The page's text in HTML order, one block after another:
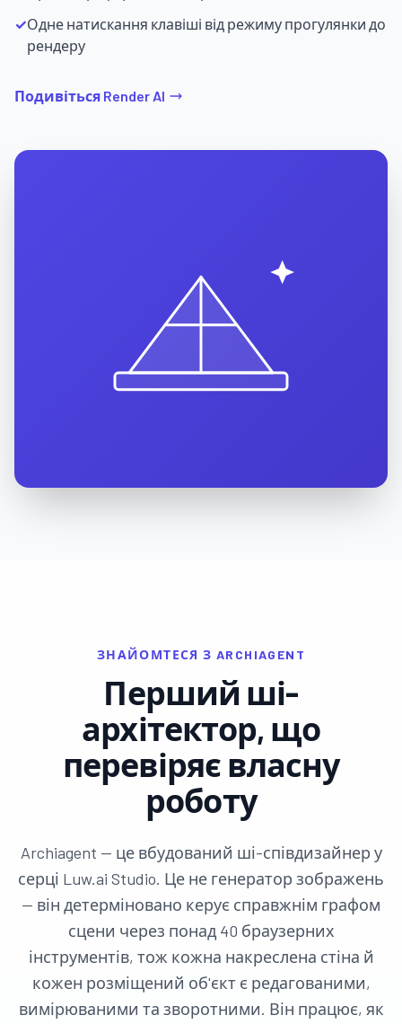
✓Одне натискання клавіші від режиму прогулянки до
рендеру
Подивіться Render AI
ЗНАЙОМТЕСЯ З ARCHIAGENT
Перший ші-
архітектор, що
перевіряє власну
роботу
Archiagent — це вбудований ші-співдизайнер у
серці Luw.ai Studio. Це не генератор зображень
— він детерміновано керує справжнім графом
сцени через понад 40 браузерних
інструментів, тож кожна накреслена стіна й
кожен розміщений об'єкт є редагованими,
вимірюваними та зворотними. Він працює, як